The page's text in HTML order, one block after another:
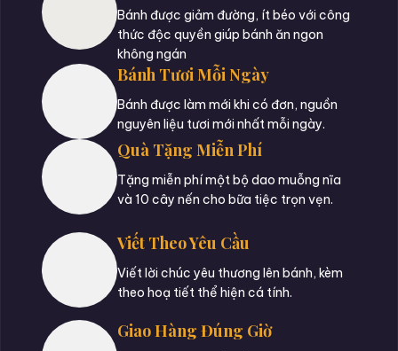
Bánh được giảm đường, ít béo với công
thức độc quyền giúp bánh ăn ngon
không ngán
Bánh Tươi Mỗi Ngày
Bánh được làm mới khi có đơn, nguồn
nguyên liệu tươi mới nhất mỗi ngày.
Quà Tặng Miễn Phí
Tặng miễn phí một bộ dao muỗng nĩa
và 10 cây nến cho bữa tiệc trọn vẹn.
Viết Theo Yêu Cầu
Viết lời chúc yêu thương lên bánh, kèm
theo hoạ tiết thể hiện cá tính.
Giao Hàng Đúng Giờ